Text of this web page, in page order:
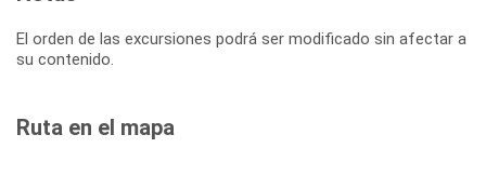
El orden de las excursiones podrá ser modificado sin afectar a
su contenido.
Ruta en el mapa